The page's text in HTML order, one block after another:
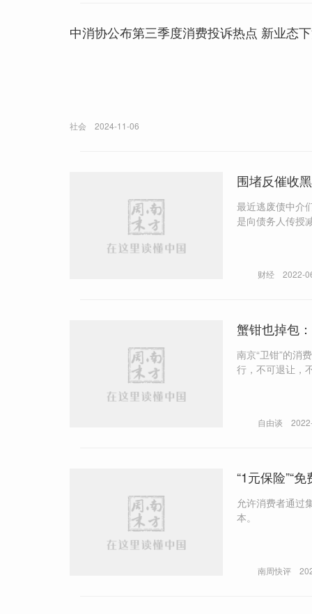
中消协公布第三季度消费投诉热点 新业态
社会 2024-11-06
围堵反催收
最近逃废债中介
是向债务人传授减免
6月16日《南方
财经 2022-
蟹钳也掉包
南京“卫钳”的消
行，不可退让，
自由谈
“1元保险”“
允许消费者通过
本。
南周快评